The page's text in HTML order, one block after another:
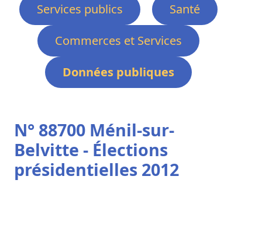
Services publics
Santé
Commerces et Services
Données publiques
N° 88700 Ménil-sur-
Belvitte - Élections
présidentielles 2012